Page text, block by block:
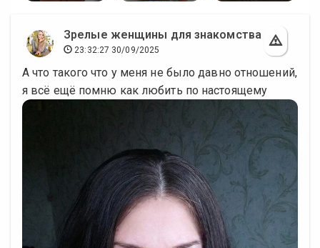
Зрелые женщины для знакомства
23:32:27 30/09/2025
А что такого что у меня не было давно отношений,
я всё ещё помню как любить по настоящему